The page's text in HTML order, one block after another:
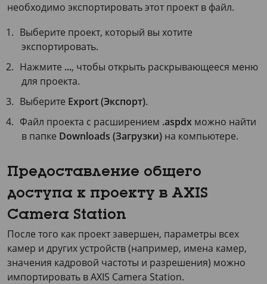
необходимо экспортировать этот проект в файл.
Выберите проект, который вы хотите
экспортировать.
Нажмите ..., чтобы открыть раскрывающееся меню
для проекта.
Выберите Export (Экспорт).
Файл проекта с расширением .aspdx можно найти
в папке Downloads (Загрузки) на компьютере.
Предоставление общего
доступа к проекту в AXIS
Camera Station
После того как проект завершен, параметры всех
камер и других устройств (например, имена камер,
значения кадровой частоты и разрешения) можно
импортировать вAXIS Camera Station.